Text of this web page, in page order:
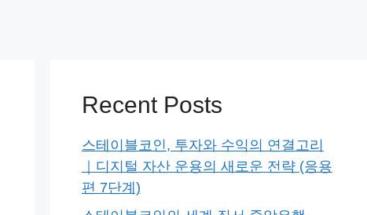
Recent Posts
스테이블코인, 투자와 수익의 연결고리
｜디지털 자산 운용의 새로운 전략 (응용
편 7단계)